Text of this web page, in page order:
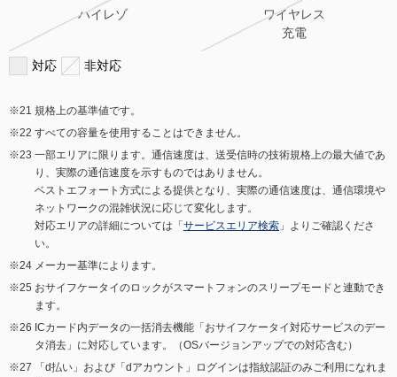
ハイレゾ
ワイヤレス
充電
対応 非対応
規格上の基準値です。
すべての容量を使用することはできません。
一部エリアに限ります。通信速度は、送受信時の技術規格上の最大値であ
り、実際の通信速度を示すものではありません。
ベストエフォート方式による提供となり、実際の通信速度は、通信環境や
ネットワークの混雑状況に応じて変化します。
対応エリアの詳細については「 サービスエリア検索 」よりご確認くださ
い。
メーカー基準によります。
おサイフケータイのロックがスマートフォンのスリープモードと連動でき
ます。
ICカード内データの一括消去機能「おサイフケータイ対応サービスのデー
タ消去」に対応しています。（OSバージョンアップでの対応含む）
「d払い」および「dアカウント」ログインは指紋認証のみご利用になれま